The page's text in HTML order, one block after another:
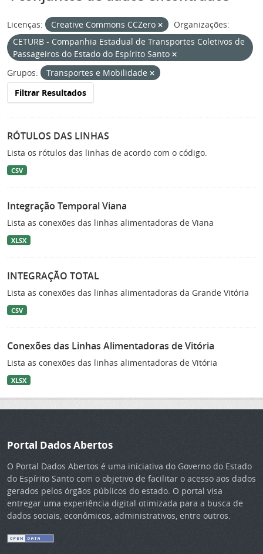
Licenças: Creative Commons CCZero
Organizações:
CETURB - Companhia Estadual de Transportes Coletivos de
Passageiros do Estado do Espírito Santo
Grupos:
Transportes e Mobilidade
Filtrar Resultados
RÓTULOS DAS LINHAS
Lista os rótulos das linhas de acordo com o código.
CSV
Integração Temporal Viana
Lista as conexões das linhas alimentadoras de Viana
XLSX
INTEGRAÇÃO TOTAL
Lista as conexões das linhas alimentadoras da Grande Vitória
CSV
Conexões das Linhas Alimentadoras de Vitória
Lista as conexões das linhas alimentadoras de Vitória
XLSX
Portal Dados Abertos
O Portal Dados Abertos é uma iniciativa do Governo do Estado
do Espírito Santo com o objetivo de facilitar o acesso aos dados
gerados pelos órgãos públicos do estado. O portal visa
entregar uma experiência digital otimizada para a busca de
dados sociais, econômicos, administrativos, entre outros.